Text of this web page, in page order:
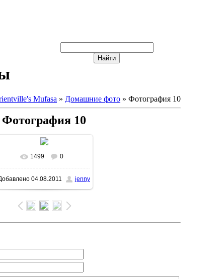
Mufasa » Домашние фото » Фотография 10
Фотография 10
1499 0
04.08.2011 jenny